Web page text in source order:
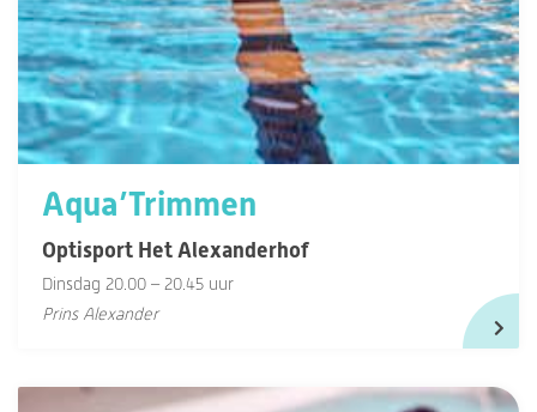
Aqua’Trimmen
Optisport Het Alexanderhof
Dinsdag 20.00 – 20.45 uur
Prins Alexander